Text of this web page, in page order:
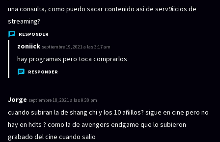
i
c
e
:
una consulta, como puedo sacar contenido asi de serv9iicios de
streaming?
RESPONDER
zoniick d
i
c
septiembre 19, 2021 a las 3:17 am
hay programas pero toca comprarlos
RESPONDER
Jorge d
i
c
e
septiembre 18, 2021 a las 9:30 pm
cuando subiran la de shang chi y los 10 añillos? sigue en cine pero no
hay en hdts ? como la de avengers endgame que lo subieron
grabado del cine cuando salio